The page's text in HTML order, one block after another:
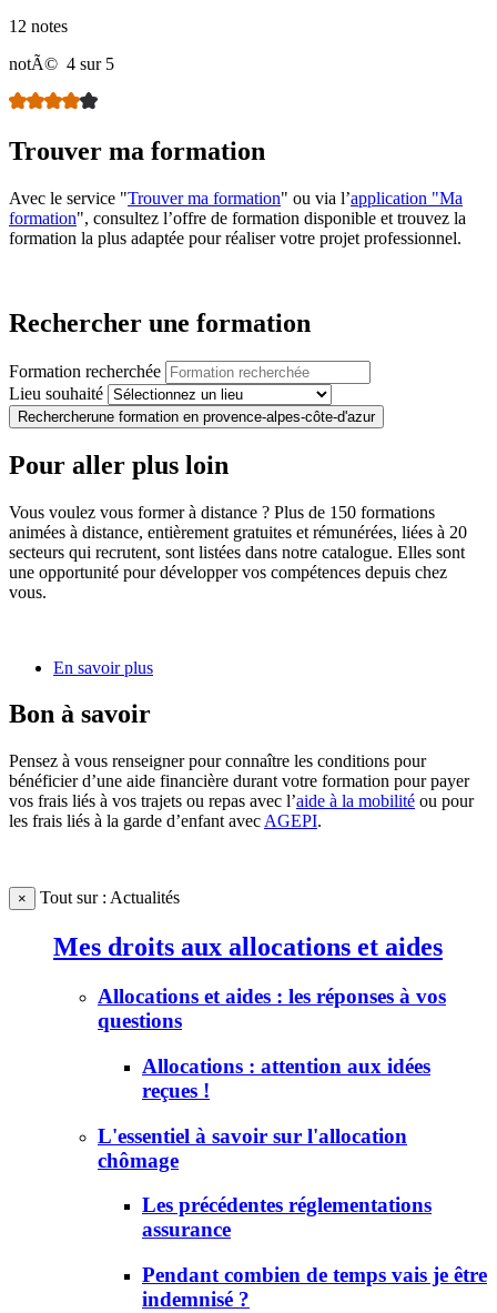
12 notes
notÃ© 4 sur 5
Trouver ma formation
Avec le service "Trouver ma formation" ou via l’application "Ma
formation", consultez l’offre de formation disponible et trouvez la
formation la plus adaptée pour réaliser votre projet professionnel.
Rechercher une formation
Formation recherchée
Lieu souhaité
Rechercherune formation en provence-alpes-côte-d'azur
Pour aller plus loin
Vous voulez vous former à distance ? Plus de 150 formations
animées à distance, entièrement gratuites et rémunérées, liées à 20
secteurs qui recrutent, sont listées dans notre catalogue. Elles sont
une opportunité pour développer vos compétences depuis chez
vous.
En savoir plus
Bon à savoir
Pensez à vous renseigner pour connaître les conditions pour
bénéficier d’une aide financière durant votre formation pour payer
vos frais liés à vos trajets ou repas avec l’aide à la mobilité ou pour
les frais liés à la garde d’enfant avec AGEPI.
× Tout sur : Actualités
Mes droits aux allocations et aides
Allocations et aides : les réponses à vos
questions
Allocations : attention aux idées
reçues !
L'essentiel à savoir sur l'allocation
chômage
Les précédentes réglementations
assurance
Pendant combien de temps vais je être
indemnisé ?